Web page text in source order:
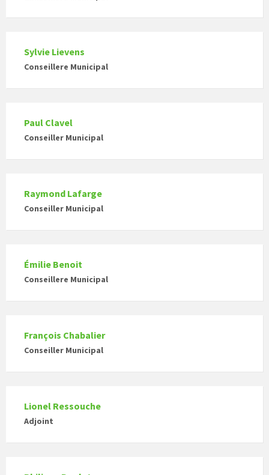
Sylvie Lievens
Conseillere Municipal
Paul Clavel
Conseiller Municipal
Raymond Lafarge
Conseiller Municipal
Émilie Benoit
Conseillere Municipal
François Chabalier
Conseiller Municipal
Lionel Ressouche
Adjoint